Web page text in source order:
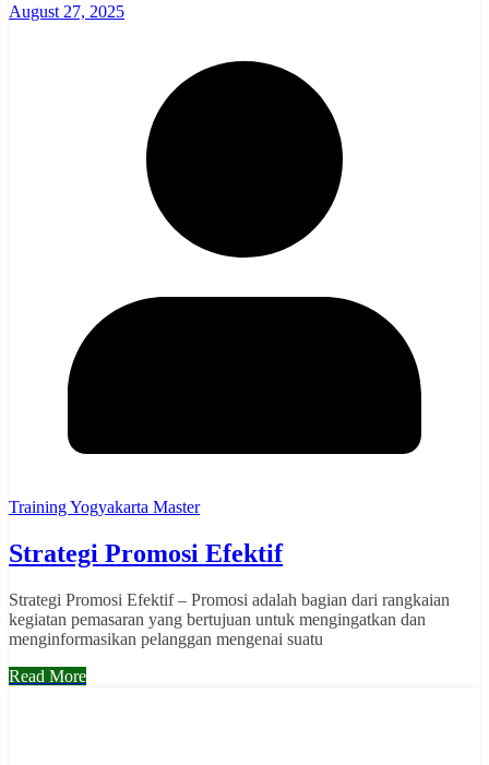
August 27, 2025
Training Yogyakarta Master
Strategi Promosi Efektif
Strategi Promosi Efektif – Promosi adalah bagian dari rangkaian
kegiatan pemasaran yang bertujuan untuk mengingatkan dan
menginformasikan pelanggan mengenai suatu
Read More